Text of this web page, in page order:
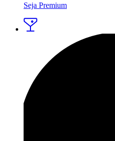
Seja Premium